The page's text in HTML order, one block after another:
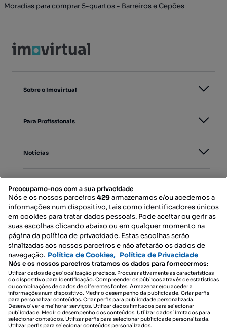
Moradias para comprar 5-quartos - Barreiros e Cepões
Sobre o Imovirtual
Para Profissionais
Notícias
Mapa do Site
Contacte-nos
SIGA-NOS:
DESCARREGAR NA:
Preocupamo-nos com a sua privacidade
Nós e os nossos parceiros429armazenamos e/ou acedemos a
informações num dispositivo, tais como identificadores únicos
em cookies para tratar dados pessoais. Pode aceitar ou gerir as
suas escolhas clicando abaixo ou em qualquer momento na
página da política de privacidade. Estas escolhas serão
sinalizadas aos nossos parceiros e não afetarão os dados de
navegação. Política de Cookies, Política de Privacidade
Nós e os nossos parceiros tratamos os dados para fornecermos:
Utilizar dados de geolocalização precisos. Procurar ativamente as características
do dispositivo para identificação. Compreender os públicos através de estatísticas
ou combinações de dados de diferentes fontes. Armazenar e/ou aceder a
informações num dispositivo. Medir o desempenho da publicidade. Criar perfis
para personalizar conteúdos. Criar perfis para publicidade personalizada.
Desenvolver e melhorar serviços. Utilizar dados limitados para selecionar
publicidade. Medir o desempenho dos conteúdos. Utilizar dados limitados para
selecionar conteúdos. Utilizar perfis para selecionar publicidade personalizada.
Utilizar perfis para selecionar conteúdos personalizados.